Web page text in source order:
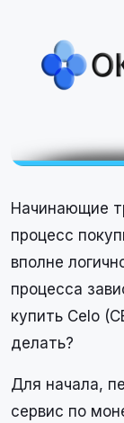
Начинающие
процесс
вполне
процесса
купить Celo
делать?
Для начала,
сервис по